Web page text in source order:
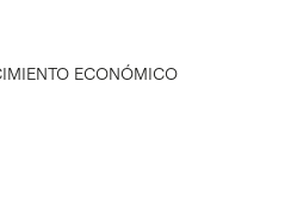
ECONÓMICO